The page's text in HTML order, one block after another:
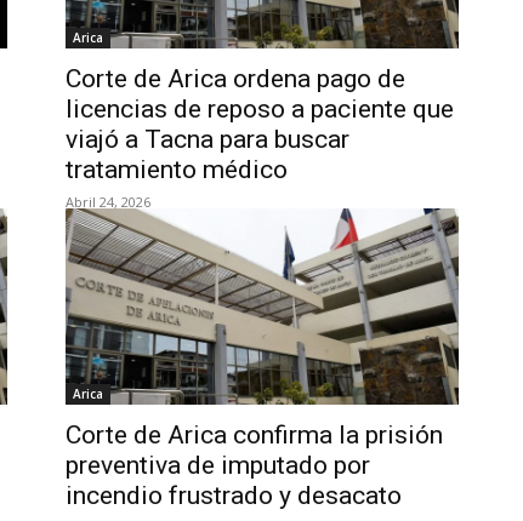
Arica
Corte de Arica ordena pago de
licencias de reposo a paciente que
viajó a Tacna para buscar
tratamiento médico
Abril 24, 2026
Arica
Corte de Arica confirma la prisión
preventiva de imputado por
incendio frustrado y desacato